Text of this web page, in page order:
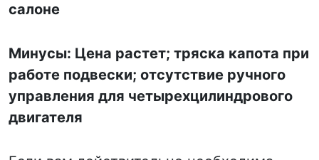
салоне
Минусы: Цена растет; тряска капота при
работе подвески; отсутствие ручного
управления для четырехцилиндрового
двигателя